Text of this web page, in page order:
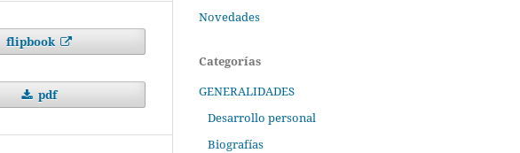
flipbook
pdf
Novedades
Categorías
GENERALIDADES
Desarrollo personal
Biografías